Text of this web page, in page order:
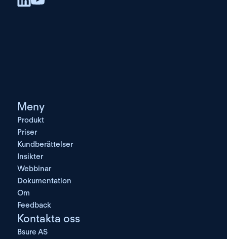
Meny
Produkt
Priser
Kundberättelser
Insikter
Webbinar
Dokumentation
Om
Feedback
Kontakta oss
Bsure AS